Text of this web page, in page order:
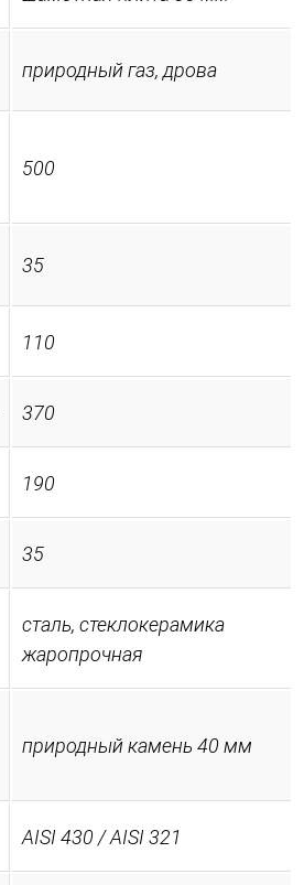
природный газ, дрова
500
35
110
370
190
35
сталь, стеклокерамика
жаропрочная
природный камень 40 мм
AISI 430 / AISI 321